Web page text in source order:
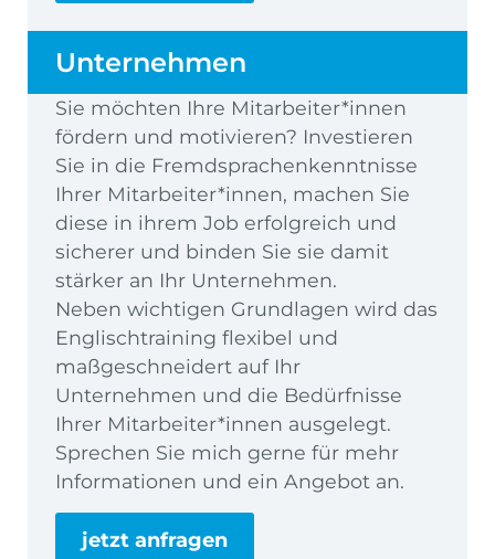
Unternehmen
Sie möchten Ihre Mitarbeiter*innen
fördern und motivieren? Investieren
Sie in die Fremdsprachenkenntnisse
Ihrer Mitarbeiter*innen, machen Sie
diese in ihrem Job erfolgreich und
sicherer und binden Sie sie damit
stärker an Ihr Unternehmen.
Neben wichtigen Grundlagen wird das
Englischtraining flexibel und
maßgeschneidert auf Ihr
Unternehmen und die Bedürfnisse
Ihrer Mitarbeiter*innen ausgelegt.
Sprechen Sie mich gerne für mehr
Informationen und ein Angebot an.
jetzt anfragen